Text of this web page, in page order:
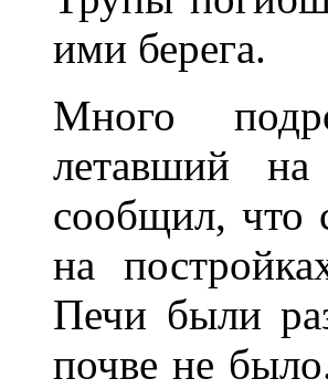
ими берега.
Много
летавший
сообщил, что
на
Печи были
почве не